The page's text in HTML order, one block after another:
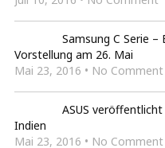
Samsung C Serie –
Vorstellung am 26. Mai
Mai 23, 2016 • No Comment
ASUS
Indien
Mai 23, 2016 • No Comment